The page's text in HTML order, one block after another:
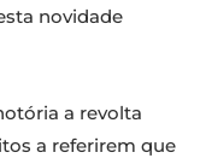
novidade
a revolta
a referirem que